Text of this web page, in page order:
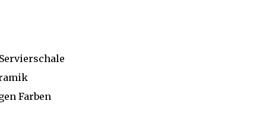
Farben